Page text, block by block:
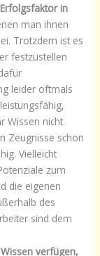
in
man ihnen
Trotzdem ist es
festzustellen
leider oftmals
Wissen nicht
Zeugnisse schon
Vielleicht
zum
die eigenen
des
sind dem
verfügen,